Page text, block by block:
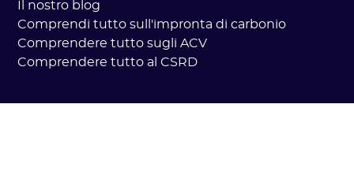
Il nostro blog
Comprendi tutto sull'impronta di carbonio
Comprendere tutto sugli ACV
Comprendere tutto al CSRD